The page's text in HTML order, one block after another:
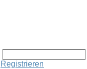
Registrieren